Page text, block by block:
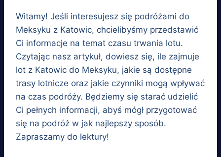
Witamy! Jeśli interesujesz się podróżami do
Meksyku z Katowic, chcielibyśmy przedstawić
Ci informacje na temat czasu trwania lotu.
Czytając nasz artykuł, dowiesz się, ile zajmuje
lot z Katowic do Meksyku, jakie są dostępne
trasy lotnicze oraz jakie czynniki mogą wpływać
na czas podróży. Będziemy się starać udzielić
Ci pełnych informacji, abyś mógł przygotować
się na podróż w jak najlepszy sposób.
Zapraszamy do lektury!